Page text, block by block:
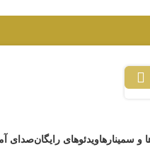
و سمینارهاویدئوهای رایگانصدای